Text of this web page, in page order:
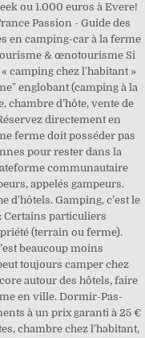
ou 1.000 euros à Evere!
Passion - Guide des
en camping-car à la ferme
& œnotourisme Si
camping chez l'habitant »
englobant (camping à la
chambre d’hôte, vente de
directement en
ferme doit posséder pas
pour rester dans la
communautaire
appelés gampeurs.
d'hôtels. Gamping, c’est le
Certains particuliers
(terrain ou ferme).
beaucoup moins
toujours camper chez
autour des hôtels, faire
en ville. Dormir-Pas-
à un prix garanti à 25 €
chambre chez l'habitant,